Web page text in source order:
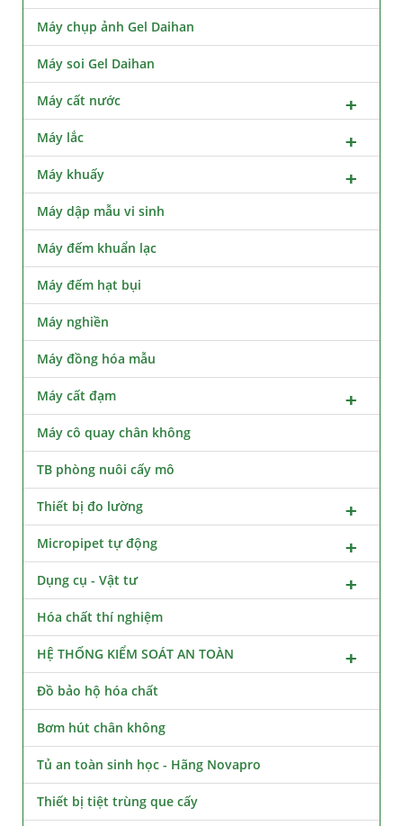
Máy chụp ảnh Gel Daihan
Máy soi Gel Daihan
Máy cất nước
Máy lắc
Máy khuấy
Máy dập mẫu vi sinh
Máy đếm khuẩn lạc
Máy đếm hạt bụi
Máy nghiền
Máy đồng hóa mẫu
Máy cất đạm
Máy cô quay chân không
TB phòng nuôi cấy mô
Thiết bị đo lường
Micropipet tự động
Dụng cụ - Vật tư
Hóa chất thí nghiệm
HỆ THỐNG KIỂM SOÁT AN TOÀN
Đồ bảo hộ hóa chất
Bơm hút chân không
Tủ an toàn sinh học - Hãng Novapro
Thiết bị tiệt trùng que cấy